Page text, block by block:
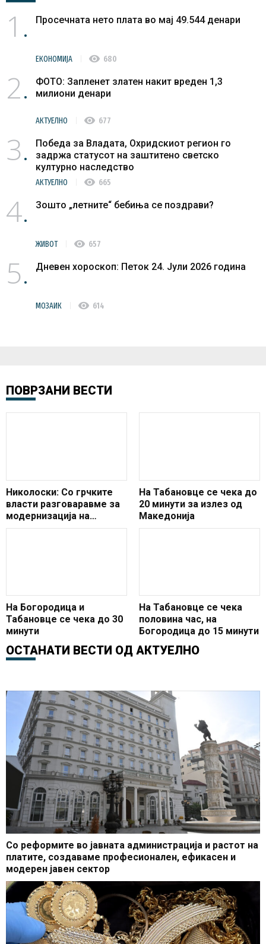
1 Просечната нето плата во мај 49.544 денари
ЕКОНОМИЈА visibility 680
2
ФОТО: Запленет златен накит вреден 1,3
милиони денари
АКТУЕЛНО visibility 677
3
Победа за Владата, Охридскиот регион го
задржа статусот на заштитено светско
културно наследство
АКТУЕЛНО visibility 665
4 Зошто „летните“ бебиња се поздрави?
ЖИВОТ visibility 657
5 Дневен хороскоп: Петок 24. Јули 2026 година
МОЗАИК visibility 614
ПОВРЗАНИ ВЕСТИ
Николоски: Со грчките
власти разговаравме за
модернизација на
патиштата и подобро со
На Табановце се чека до
20 минути за излез од
Македонија
На Богородица и
Табановце се чека до 30
минути
На Табановце се чека
половина час, на
Богородица до 15 минути
ОСТАНАТИ ВЕСТИ ОД АКТУЕЛНО
Со реформите во јавната администрација и растот на
платите, создаваме професионален, ефикасен и
модерен јавен сектор